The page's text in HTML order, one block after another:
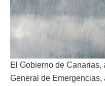
El Gobierno de Canarias,
General de